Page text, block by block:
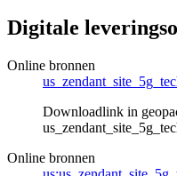
Digitale
Online bronnen
Downloadlink in
Online bronnen